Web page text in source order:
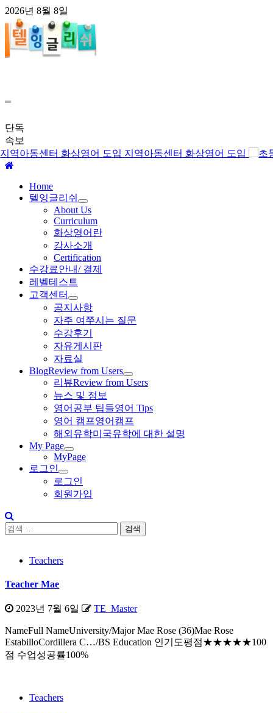
콘
텐
츠
로
건
기
2026년 8월 8일
단독
속보
지역아동센터 화상영어 도입
Home
텔잉글리쉬
About Us
Curriculum
화상영어란
강사소개
Certification
수강료안내/ 결제
레벨테스트
고객센터
공지사항
자주 여쭈시는 질문
수강후기
자유게시판
자료실
BlogReview from Users
리뷰Review from Users
뉴스 및 정보
영어공부 팁들영어 Tips
영어 캠프영어캠프
해외유학미국유학에 대한 설명
My Page
MyPage
로그인
로그인
회원가입
검
후
기
Teachers
Teacher Mae
2023년 7월 6일 TE_Master
NameFull NameUniversity/Major Mae Rose (36)Mae Rose
EstabilloCordillera C…/BS Education 인기도평점★★★★★100
점 수업성공률100%
Teachers